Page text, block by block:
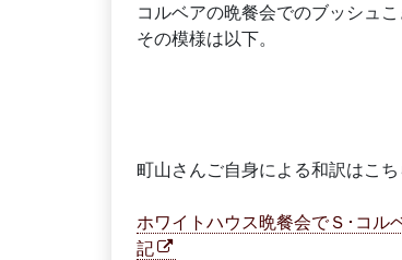
コルベアの晩餐会でのブッシュこ
その模様は以下。
町山さんご自身による和訳はこち
ホワイトハウス晩餐会でＳ･コル
記